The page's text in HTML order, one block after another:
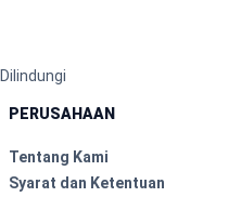
PERUSAHAAN
Tentang Kami
Syarat dan Ketentuan